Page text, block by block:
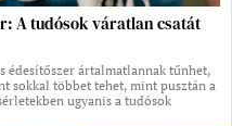
A tudósok váratlan csatát
ártalmatlannak tűnhet,
sokkal többet tehet, mint pusztán a
ugyanis a tudósok